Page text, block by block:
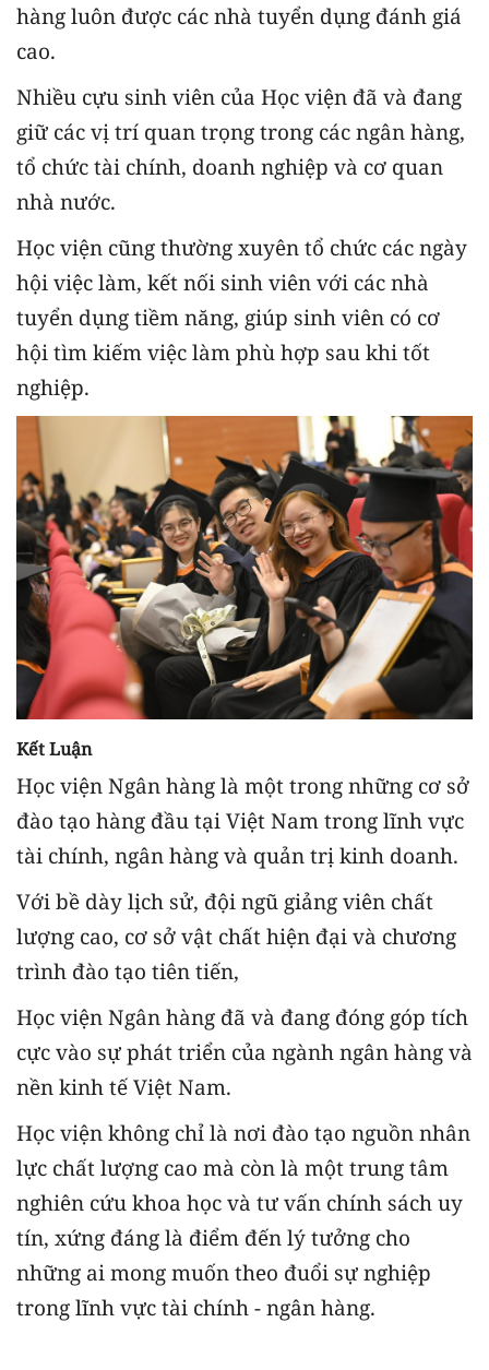
hàng luôn được các nhà tuyển dụng đánh giá
cao.
Nhiều cựu sinh viên của Học viện đã và đang
giữ các vị trí quan trọng trong các ngân hàng,
tổ chức tài chính, doanh nghiệp và cơ quan
nhà nước.
Học viện cũng thường xuyên tổ chức các ngày
hội việc làm, kết nối sinh viên với các nhà
tuyển dụng tiềm năng, giúp sinh viên có cơ
hội tìm kiếm việc làm phù hợp sau khi tốt
nghiệp.
Kết Luận
Học viện Ngân hàng là một trong những cơ sở
đào tạo hàng đầu tại Việt Nam trong lĩnh vực
tài chính, ngân hàng và quản trị kinh doanh.
Với bề dày lịch sử, đội ngũ giảng viên chất
lượng cao, cơ sở vật chất hiện đại và chương
trình đào tạo tiên tiến,
Học viện Ngân hàng đã và đang đóng góp tích
cực vào sự phát triển của ngành ngân hàng và
nền kinh tế Việt Nam.
Học viện không chỉ là nơi đào tạo nguồn nhân
lực chất lượng cao mà còn là một trung tâm
nghiên cứu khoa học và tư vấn chính sách uy
tín, xứng đáng là điểm đến lý tưởng cho
những ai mong muốn theo đuổi sự nghiệp
trong lĩnh vực tài chính - ngân hàng.